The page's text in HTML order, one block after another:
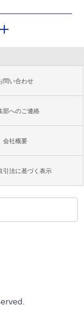
問い合わせ
部へのご連絡
会社概要
引法に基づく表示